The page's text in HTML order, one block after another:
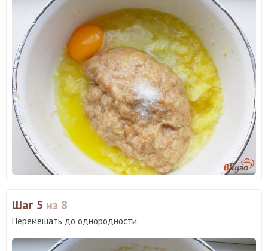
Шаг 5 из 8
Перемешать до однородности.